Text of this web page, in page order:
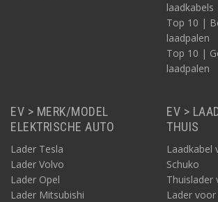
laadkabels
Top 10 |
laadpalen
Top 10 |
laadpalen
EV > MERK/MODEL
ELEKTRISCHE AUTO
Lader Tesla
Lader Volvo
Lader Opel
Lader Mitsubishi
EV >
THUIS
Schuko
Thuislader
Lader